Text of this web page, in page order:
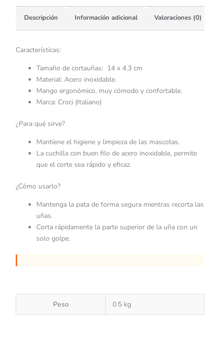
Descripción Información adicional Valoraciones (0)
Características:
Tamaño de cortauñas: 14 x 4.3 cm
Material: Acero inoxidable.
Mango ergonómico, muy cómodo y confortable.
Marca: Croci (Italiano)
¿Para qué sirve?
Mantiene el higiene y limpieza de las mascotas.
La cuchilla con buen filo de acero inoxidable, permite
que el corte sea rápido y eficaz.
¿Cómo usarlo?
Mantenga la pata de forma segura mientras recorta las
uñas.
Corta rápidamente la parte superior de la uña con un
solo golpe.
Peso 0.5 kg